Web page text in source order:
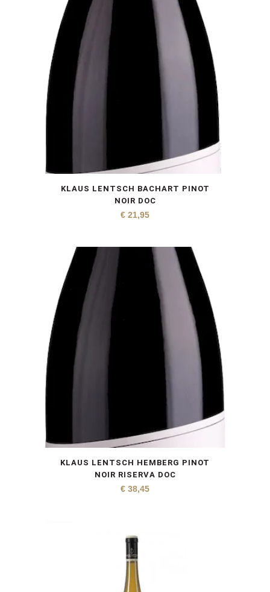
KLAUS LENTSCH BACHART PINOT
NOIR DOC
€ 21,95
KLAUS LENTSCH HEMBERG PINOT
NOIR RISERVA DOC
€ 38,45